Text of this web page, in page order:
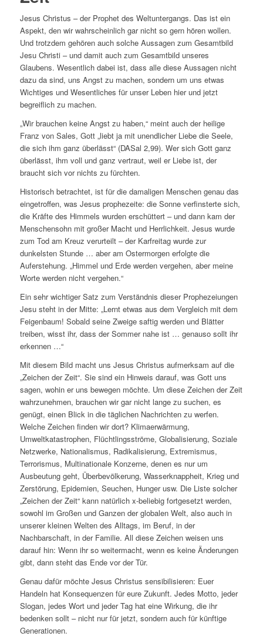
Jesus Christus – der Prophet des Weltuntergangs. Das ist ein
Aspekt, den wir wahrscheinlich gar nicht so gern hören wollen.
Und trotzdem gehören auch solche Aussagen zum Gesamtbild
Jesu Christi – und damit auch zum Gesamtbild unseres
Glaubens. Wesentlich dabei ist, dass alle diese Aussagen nicht
dazu da sind, uns Angst zu machen, sondern um uns etwas
Wichtiges und Wesentliches für unser Leben hier und jetzt
begreiflich zu machen.
„Wir brauchen keine Angst zu haben,“ meint auch der heilige
Franz von Sales, Gott „liebt ja mit unendlicher Liebe die Seele,
die sich ihm ganz überlässt“ (DASal 2,99). Wer sich Gott ganz
überlässt, ihm voll und ganz vertraut, weil er Liebe ist, der
braucht sich vor nichts zu fürchten.
Historisch betrachtet, ist für die damaligen Menschen genau das
eingetroffen, was Jesus prophezeite: die Sonne verfinsterte sich,
die Kräfte des Himmels wurden erschüttert – und dann kam der
Menschensohn mit großer Macht und Herrlichkeit. Jesus wurde
zum Tod am Kreuz verurteilt – der Karfreitag wurde zur
dunkelsten Stunde … aber am Ostermorgen erfolgte die
Auferstehung. „Himmel und Erde werden vergehen, aber meine
Worte werden nicht vergehen.“
Ein sehr wichtiger Satz zum Verständnis dieser Prophezeiungen
Jesu steht in der Mitte: „Lernt etwas aus dem Vergleich mit dem
Feigenbaum! Sobald seine Zweige saftig werden und Blätter
treiben, wisst ihr, dass der Sommer nahe ist … genauso sollt ihr
erkennen …“
Mit diesem Bild macht uns Jesus Christus aufmerksam auf die
„Zeichen der Zeit“. Sie sind ein Hinweis darauf, was Gott uns
sagen, wohin er uns bewegen möchte. Um diese Zeichen der Zeit
wahrzunehmen, brauchen wir gar nicht lange zu suchen, es
genügt, einen Blick in die täglichen Nachrichten zu werfen.
Welche Zeichen finden wir dort? Klimaerwärmung,
Umweltkatastrophen, Flüchtlingsströme, Globalisierung, Soziale
Netzwerke, Nationalismus, Radikalisierung, Extremismus,
Terrorismus, Multinationale Konzerne, denen es nur um
Ausbeutung geht, Überbevölkerung, Wasserknappheit, Krieg und
Zerstörung, Epidemien, Seuchen, Hunger usw. Die Liste solcher
„Zeichen der Zeit“ kann natürlich x-beliebig fortgesetzt werden,
sowohl im Großen und Ganzen der globalen Welt, also auch in
unserer kleinen Welten des Alltags, im Beruf, in der
Nachbarschaft, in der Familie. All diese Zeichen weisen uns
darauf hin: Wenn ihr so weitermacht, wenn es keine Änderungen
gibt, dann steht das Ende vor der Tür.
Genau dafür möchte Jesus Christus sensibilisieren: Euer
Handeln hat Konsequenzen für eure Zukunft. Jedes Motto, jeder
Slogan, jedes Wort und jeder Tag hat eine Wirkung, die ihr
bedenken sollt – nicht nur für jetzt, sondern auch für künftige
Generationen.